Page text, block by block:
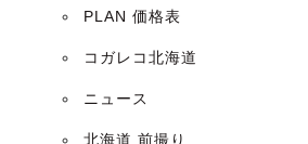
PLAN 価格表
コガレコ北海道
ニュース
北海道 前撮り